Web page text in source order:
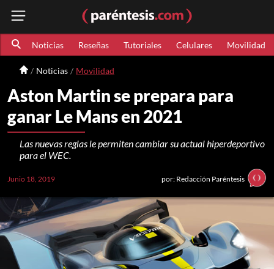
Noticias Reseñas Tutoriales Celulares Movilidad
Noticias Movilidad
Aston Martin se prepara para
ganar Le Mans en 2021
Las nuevas reglas le permiten cambiar su actual hiperdeportivo
para el WEC.
Junio 18, 2019 por: Redacción Paréntesis